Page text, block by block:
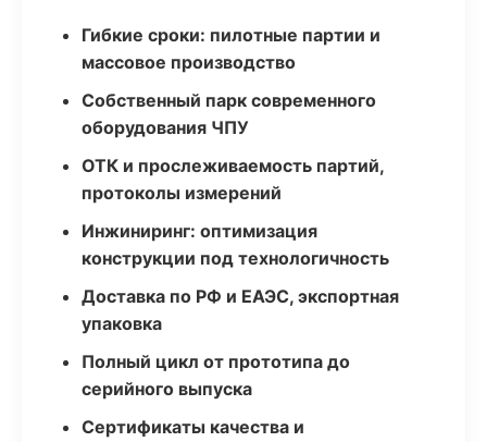
Гибкие сроки: пилотные партии и
массовое производство
Собственный парк современного
оборудования ЧПУ
ОТК и прослеживаемость партий,
протоколы измерений
Инжиниринг: оптимизация
конструкции под технологичность
Доставка по РФ и ЕАЭС, экспортная
упаковка
Полный цикл от прототипа до
серийного выпуска
Сертификаты качества и